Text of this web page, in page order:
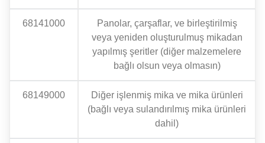
68141000
Panolar, çarşaflar, ve birleştirilmiş
veya yeniden oluşturulmuş mikadan
yapılmış şeritler (diğer malzemelere
bağlı olsun veya olmasın)
68149000
Diğer işlenmiş mika ve mika ürünleri
(bağlı veya sulandırılmış mika ürünleri
dahil)